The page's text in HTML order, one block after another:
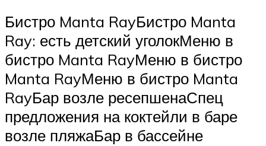
Бистро Manta RayБистро Manta
Ray: есть детский уголокМеню в
бистро Manta RayМеню в бистро
Manta RayМеню в бистро Manta
RayБар возле ресепшенаСпец
предложения на коктейли в баре
возле пляжаБар в бассейне